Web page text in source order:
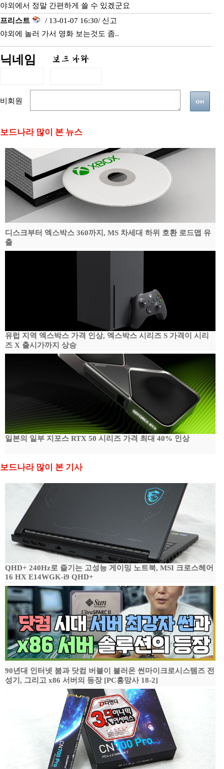
야외에서 정말 간편하게 쓸 수 있겠군요
프리스트
/ 13-01-07 16:30/ 신고
야외에 놀러 가서 영화 보는것도 좀..
닉네임
비회원
보드나라 많이 본 뉴스
디스크부터 엑스박스 360까지, MS 차세대 하위 호환 로드맵 유
출
유럽 지역 엑스박스 가격 인상, 엑스박스 시리즈 S 가격이 시리
즈 X 출시가까지 상승
일본의 일부 지포스 RTX 50 시리즈 가격 최대 40% 인상
보드나라 많이 본 기사
QHD+ 240Hz로 즐기는 고성능 게이밍 노트북, MSI 크로스헤어
16 HX E14WGK-i9 QHD+
90년대 인터넷 붐과 닷컴 버블이 불러온 썬마이크로시스템즈 전
성기, 그리고 x86 서버의 등장 [PC흥망사 18-2]